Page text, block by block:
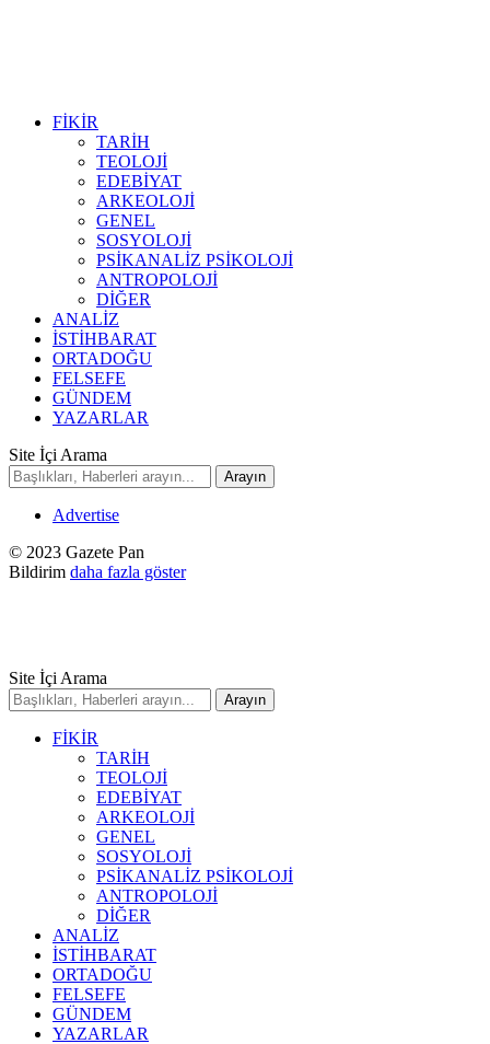
FİKİR
TARİH
TEOLOJİ
EDEBİYAT
ARKEOLOJİ
GENEL
SOSYOLOJİ
PSİKANALİZ PSİKOLOJİ
ANTROPOLOJİ
DİĞER
ANALİZ
İSTİHBARAT
ORTADOĞU
FELSEFE
GÜNDEM
YAZARLAR
Site İçi Arama
Advertise
© 2023 Gazete Pan
Bildirim daha fazla göster
Site İçi Arama
FİKİR
TARİH
TEOLOJİ
EDEBİYAT
ARKEOLOJİ
GENEL
SOSYOLOJİ
PSİKANALİZ PSİKOLOJİ
ANTROPOLOJİ
DİĞER
ANALİZ
İSTİHBARAT
ORTADOĞU
FELSEFE
GÜNDEM
YAZARLAR